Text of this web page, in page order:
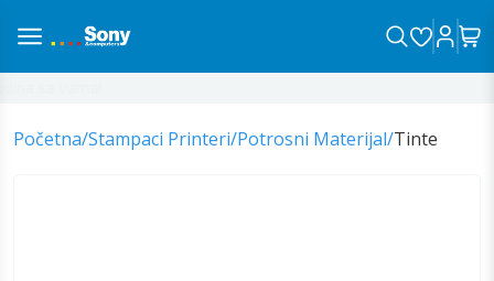
Početna/Stampaci Printeri/Potrosni Materijal/Tinte